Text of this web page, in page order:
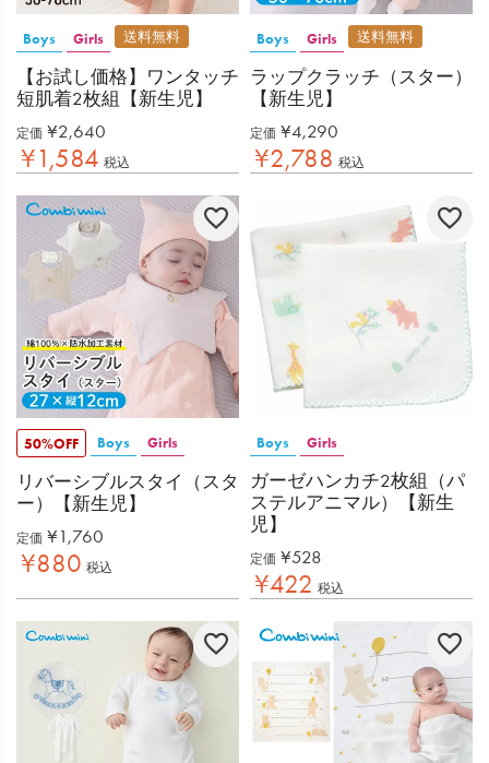
Boys Girls 送料無料
【お試し価格】ワンタッチ
短肌着2枚組【新生児】
定価 ¥2,640
¥1,584 税込
Boys Girls 送料無料
ラップクラッチ（スター）
【新生児】
定価 ¥4,290
¥2,788 税込
50%OFF Boys Girls
リバーシブルスタイ（スタ
ー）【新生児】
定価 ¥ 1,760
¥880 税込
Boys Girls
ガーゼハンカチ2枚組（パ
ステルアニマル）【新生
児】
定価 ¥528
¥422 税込